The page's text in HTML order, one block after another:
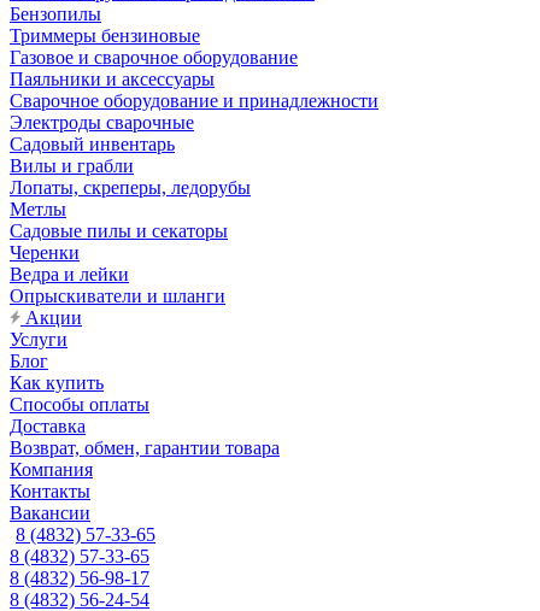
Бензопилы
Триммеры бензиновые
Газовое и сварочное оборудование
Паяльники и аксессуары
Сварочное оборудование и принадлежности
Электроды сварочные
Садовый инвентарь
Вилы и грабли
Лопаты, скреперы, ледорубы
Метлы
Садовые пилы и секаторы
Черенки
Ведра и лейки
Опрыскиватели и шланги
Акции
Услуги
Блог
Как купить
Способы оплаты
Доставка
Возврат, обмен, гарантии товара
Компания
Контакты
Вакансии
8 (4832) 57-33-65
8 (4832) 57-33-65
8 (4832) 56-98-17
8 (4832) 56-24-54